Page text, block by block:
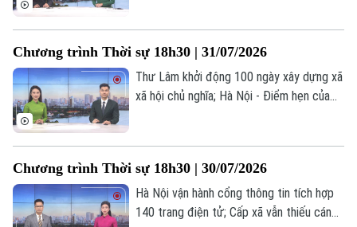
Người Việt 4 phương
Tài chính Ngân hàng
Doanh nghiệp
Đầu tư
Đất đai
Tàu
Xe máy
Thị trường
Đánh giá
Tin tức
Tuyển sinh
Văn hóa
Tin tức
Làng nghề
Di tích
Sức khỏe
Y tế
Dinh dưỡng
Thể thao
Bóng đá
Giải trí
động tích cực... là những nội dung chính
trong chương trình hôm nay.
Chương trình Thời sự 18h30 | 31/07/2026
Thư Lâm khởi động 100 ngày xây dựng xã
xã hội chủ nghĩa; Hà Nội - Điểm hẹn của
hôm nay.
Chương trình Thời sự 18h30 | 30/07/2026
Hà Nội vận hành cổng thông tin tích hợp
140 trang điện tử; Cấp xã vẫn thiếu cán